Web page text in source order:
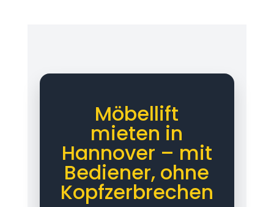
Möbellift
mieten in
Hannover – mit
Bediener, ohne
Kopfzerbrechen